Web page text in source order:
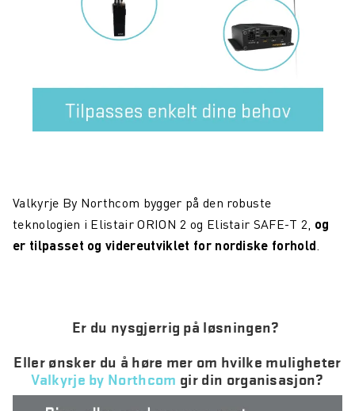
Valkyrje By Northcom bygger på den robuste
teknologien i Elistair ORION 2 og Elistair SAFE-T 2, og
er tilpasset og videreutviklet for nordiske forhold.
Er du nysgjerrig på løsningen?
Eller ønsker du å høre mer om hvilke muligheter
Valkyrje by Northcom gir din organisasjon?